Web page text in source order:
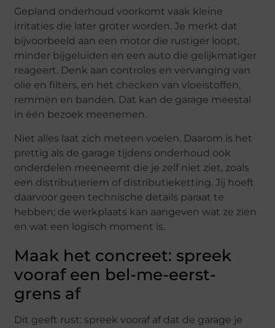
Gepland onderhoud voorkomt vaak kleine
irritaties die later groter worden. Je merkt dat
bijvoorbeeld aan een motor die rustiger loopt,
minder bijgeluiden en een auto die gelijkmatiger
reageert. Denk aan controles en vervanging van
olie en filters, en het checken van vloeistoffen,
remmen en banden. Dat kan de garage meestal
in één bezoek meenemen.
Niet alles laat zich meteen voelen. Daarom is het
prettig als de garage tijdens onderhoud ook
onderdelen meeneemt die je zelf niet ziet, zoals
een distributieriem of distributieketting. Jij hoeft
daarvoor geen technische details paraat te
hebben; de werkplaats kan aangeven wat ze zien
en wat een logisch moment is.
Maak het concreet: spreek
vooraf een bel-me-eerst-
grens af
Dit geeft rust: spreek vooraf af dat de garage je